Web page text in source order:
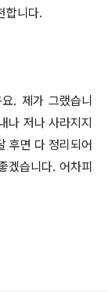
합니다.
. 제가 그랬습니
나 저나 사라지지
후면 다 정리되어
겠습니다. 어차피